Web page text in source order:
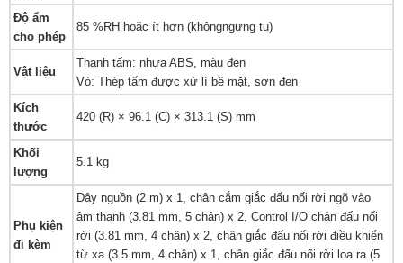
Độ ẩm
cho phép
85 %RH hoặc ít hơn (khôngngưng tụ)
Vật liệu
Thanh tấm: nhựa ABS, màu đen
Vỏ: Thép tấm được xử lí bề mặt, sơn đen
Kích
thước
420 (R) × 96.1 (C) × 313.1 (S) mm
Khối
lượng
5.1 kg
Phụ kiện
đi kèm
Dây nguồn (2 m) x 1, chân cắm giắc đấu nối rời ngõ vào
âm thanh (3.81 mm, 5 chân) x 2, Control I/O chân đấu nối
rời (3.81 mm, 4 chân) x 2, chân giắc đấu nối rời điều khiển
từ xa (3.5 mm, 4 chân) x 1, chân giắc đấu nối rời loa ra (5